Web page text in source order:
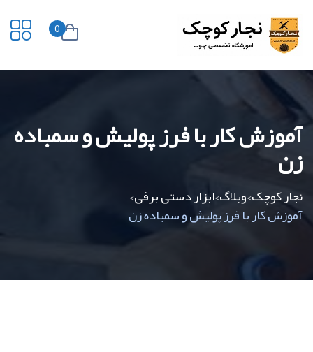
0
آموزش کار با فرز پولیش و سمباده
زن
نجار کوچک>وبلاگ>ابزار دستی برقی>
آموزش کار با فرز پولیش و سمباده زن